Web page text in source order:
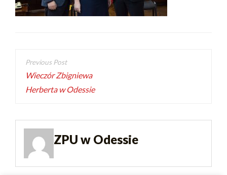
Wieczór Zbigniewa
Herberta w Odessie
ZPU w Odessie